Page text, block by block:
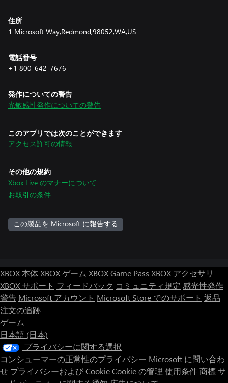
住所
1 Microsoft Way,Redmond,98052,WA,US
電話番号
+1 800-642-7676
発作についての警告
光敏感性発作についての警告
このアプリでは次のことができます
アクセス許可の情報
その他の規約
Xbox Live のマナーについて
お取引の条件
この製品を Microsoft に報告する
XBOX 本体XBOX ゲーム XBOX Game Pass XBOX アクセサリ
XBOX サポート フィードバック コミュニティ規定 感光性発作
警告 Microsoft アカウント Microsoft Store でのサポート 返品
注文の追跡
ゲーム
日本語 (日本)
プライバシーに関する選択
コンシューマーの正常性のプライバシー Microsoft に問い合わ
せ プライバシーおよび CookieCookie の管理 使用条件商標サ